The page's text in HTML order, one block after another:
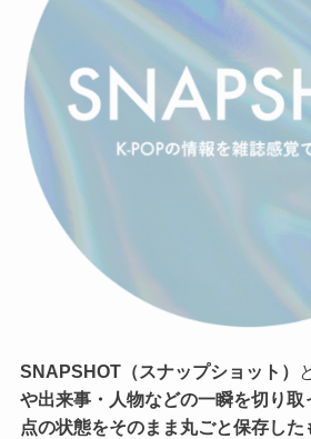
SNAPSHOT（スナップショット）
や出来事・人物などの一瞬を切り取
点の状態をそのまま丸ごと保存した